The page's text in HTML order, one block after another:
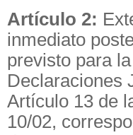
Artículo 2:
inmediato
previsto para
Declaraciones
Artículo 13 de
10/02,